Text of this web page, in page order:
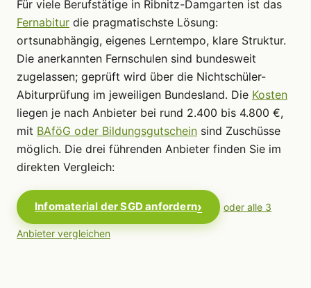
Für viele Berufstätige in Ribnitz-Damgarten ist das
Fernabitur die pragmatischste Lösung:
ortsunabhängig, eigenes Lerntempo, klare Struktur.
Die anerkannten Fernschulen sind bundesweit
zugelassen; geprüft wird über die Nichtschüler-
Abiturprüfung im jeweiligen Bundesland. Die Kosten
liegen je nach Anbieter bei rund 2.400 bis 4.800 €,
mit BAföG oder Bildungsgutschein sind Zuschüsse
möglich. Die drei führenden Anbieter finden Sie im
direkten Vergleich:
Infomaterial der SGD anfordern oder alle 3
Anbieter vergleichen